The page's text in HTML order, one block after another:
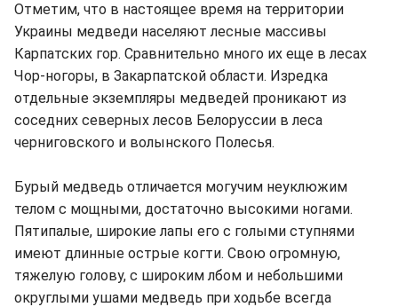
Отметим, что в настоящее время на территории
Украины медведи населяют лесные массивы
Карпатских гор. Сравнительно много их еще в лесах
Чор-ногоры, в Закарпатской области. Изредка
отдельные экземпляры медведей проникают из
соседних северных лесов Белоруссии в леса
черниговского и волынского Полесья.
Бурый медведь отличается могучим неуклюжим
телом с мощными, достаточно высокими ногами.
Пятипалые, широкие лапы его с голыми ступнями
имеют длинные острые когти. Свою огромную,
тяжелую голову, с широким лбом и небольшими
округлыми ушами медведь при ходьбе всегда